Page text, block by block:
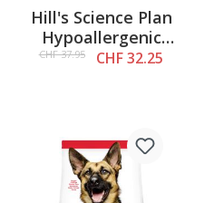
Hill's Science Plan
Hypoallergenic
Adult Medium
CHF 37.95 CHF 32.25